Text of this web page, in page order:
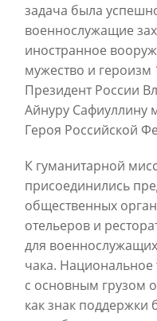
задача была
военнослужащие
иностранное
мужество и героизм
Президент России
Айнуру Сафиуллину
Героя Российской
К гуманитарной
присоединились
общественных
отельеров и
для
чака. Национальное
с основным грузом
как знак поддержки